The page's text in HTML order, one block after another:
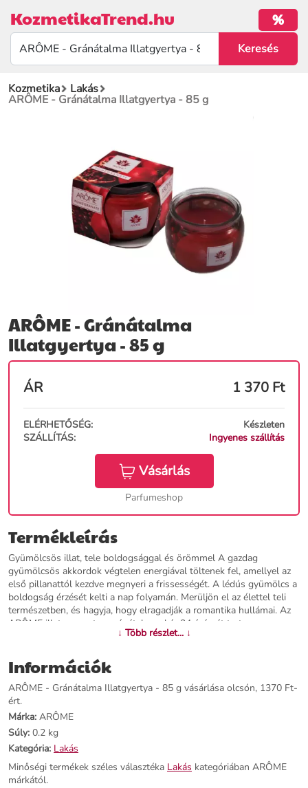
KozmetikaTrend.hu %
Kozmetika Lakás
ARÔME - Gránátalma Illatgyertya - 85 g
ARÔME - Gránátalma
Illatgyertya - 85 g
ÁR 1 370 Ft
ELÉRHETŐSÉG:
Készleten
SZÁLLÍTÁS:
Ingyenes szállítás
Vásárlás
Parfumeshop
Termékleírás
Gyümölcsös illat, tele boldogsággal és örömmel A gazdag
gyümölcsös akkordok végtelen energiával töltenek fel, amellyel az
első pillanattól kezdve megnyeri a frissességét. A lédús gyümölcs a
boldogság érzését kelti a nap folyamán. Merüljön el az élettel teli
természetben, és hagyja, hogy elragadják a romantika hullámai. Az
ARÔME illatos gyertya gránátalma akár 24 órán át tart.
↓ Több részlet... ↓
Információk
ARÔME - Gránátalma Illatgyertya - 85 g vásárlása olcsón, 1370 Ft-
ért.
Márka: ARÔME
Súly: 0.2 kg
Kategória: Lakás
Minőségi termékek széles választéka Lakás kategóriában ARÔME
márkától.